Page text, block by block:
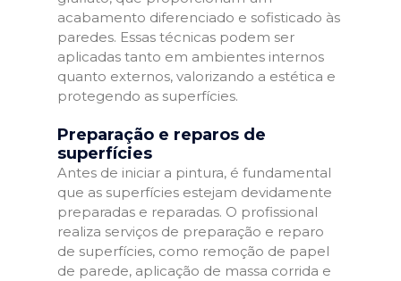
acabamento diferenciado e sofisticado às
paredes. Essas técnicas podem ser
aplicadas tanto em ambientes internos
quanto externos, valorizando a estética e
protegendo as superfícies.
Preparação e reparos de
superfícies
Antes de iniciar a pintura, é fundamental
que as superfícies estejam devidamente
preparadas e reparadas. O profissional
realiza serviços de preparação e reparo
de superfícies, como remoção de papel
de parede, aplicação de massa corrida e